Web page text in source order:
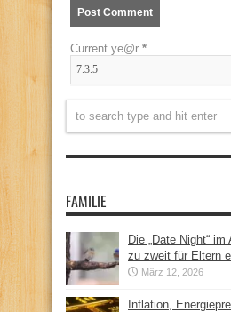
Current ye@r *
FAMILIE
Die „Date Night“
zu zweit für Eltern
März 12, 2026
Inflation,